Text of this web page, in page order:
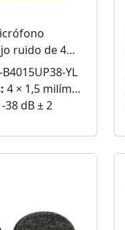
ruido de 4
B4015UP38-YL
4 × 1,5 milímetros
-38 dB ± 2